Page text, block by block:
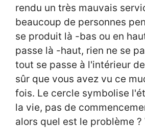
rendu un très mauvais
beaucoup de personnes
se produit là -bas ou en
passe là -haut, rien ne se
tout se passe à l'intérieur
sûr que vous avez vu ce
fois. Le cercle symbolise
la vie, pas de
alors quel est le problème ?